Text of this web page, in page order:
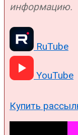
информацию.
RuTube
YouTube
Купить